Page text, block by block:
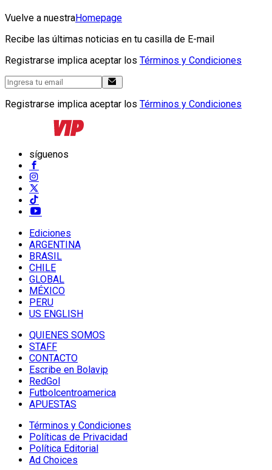
Vuelve a nuestraHomepage
Recibe las últimas noticias en tu casilla de E-mail
Registrarse implica aceptar los Términos y Condiciones
Registrarse implica aceptar los Términos y Condiciones
síguenos
Ediciones
ARGENTINA
BRASIL
CHILE
GLOBAL
MÉXICO
PERU
US ENGLISH
QUIENES SOMOS
STAFF
CONTACTO
Escribe en Bolavip
RedGol
Futbolcentroamerica
APUESTAS
Términos y Condiciones
Políticas de Privacidad
Política Editorial
Ad Choices